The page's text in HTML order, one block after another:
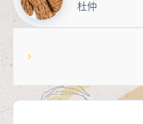
杜仲